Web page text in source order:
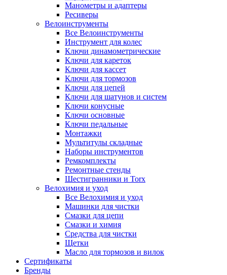
Манометры и адаптеры
Ресиверы
Велоинструменты
Все Велоинструменты
Инструмент для колес
Ключи динамометрические
Ключи для кареток
Ключи для кассет
Ключи для тормозов
Ключи для цепей
Ключи для шатунов и систем
Ключи конусные
Ключи основные
Ключи педальные
Монтажки
Мультитулы складные
Наборы инструментов
Ремкомплекты
Ремонтные стенды
Шестигранники и Torx
Велохимия и уход
Все Велохимия и уход
Машинки для чистки
Смазки для цепи
Смазки и химия
Средства для чистки
Щетки
Масло для тормозов и вилок
Сертификаты
Бренды